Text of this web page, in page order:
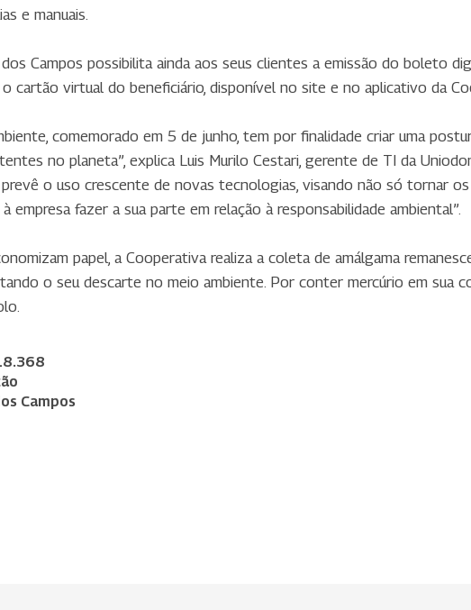
e manuais.
Campos possibilita ainda aos seus clientes a emissão do boleto
cartão virtual do beneficiário, disponível no site e no aplicativo da
comemorado em 5 de junho, tem por finalidade criar uma
no planeta”, explica Luis Murilo Cestari, gerente de TI da
o uso crescente de novas tecnologias, visando não só tornar
empresa fazer a sua parte em relação à responsabilidade ambiental”.
papel, a Cooperativa realiza a coleta de amálgama
o seu descarte no meio ambiente. Por conter mercúrio em sua
Campos